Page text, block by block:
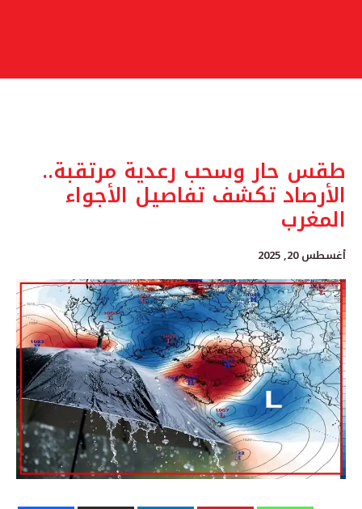
طقس حار وسحب رعدية مرتقبة..
الأرصاد تكشف تفاصيل الأجواء
المغرب
أغسطس 20, 2025